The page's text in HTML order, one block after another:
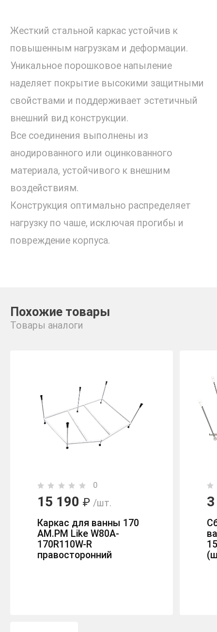
Жесткий стальной каркас устойчив к
повышенным нагрузкам и деформации.
Уникальное порошковое напыление
наделяет покрытие высокими защитными
свойствами и поддерживает эстетичный
внешний вид конструкции.
Все соединения выполнены из
анодированного или оцинкованного
материала, устойчивого к внешним
воздействиям.
Конструкция оптимально распределяет
нагрузку по чаше, исключая прогибы и
повреждение корпуса.
Похожие товары
Товары аналоги
0
15 190 ₽ /шт.
Каркас для ванны 170
AM.PM Like W80A-
170R110W-R
правосторонний